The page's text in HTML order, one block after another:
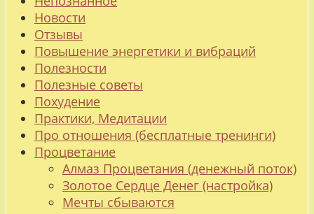
Новости
Отзывы
Повышение энергетики и вибраций
Полезности
Полезные советы
Похудение
Практики, Медитации
Про отношения (бесплатные тренинги)
Процветание
Алмаз Процветания (денежный поток)
Золотое Сердце Денег (настройка)
Мечты сбываются